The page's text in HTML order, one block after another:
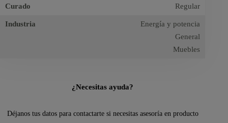
Curado Regular
Industria
Energía y potencia
General
Muebles
¿Necesitas ayuda?
Déjanos tus datos para contactarte si necesitas asesoría en producto